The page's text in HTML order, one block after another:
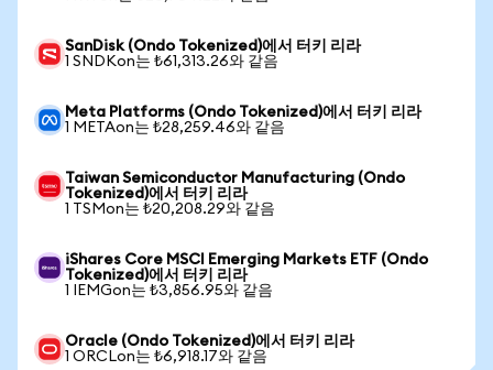
SanDisk (Ondo Tokenized)에서 터키 리라
1 SNDKon는 ₺61,313.26와 같음
Meta Platforms (Ondo Tokenized)에서 터키 리라
1 METAon는 ₺28,259.46와 같음
Taiwan Semiconductor Manufacturing (Ondo
Tokenized)에서 터키 리라
1 TSMon는 ₺20,208.29와 같음
iShares Core MSCI Emerging Markets ETF (Ondo
Tokenized)에서 터키 리라
1 IEMGon는 ₺3,856.95와 같음
Oracle (Ondo Tokenized)에서 터키 리라
1 ORCLon는 ₺6,918.17와 같음